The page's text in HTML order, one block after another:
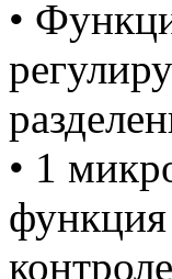
•
• 1